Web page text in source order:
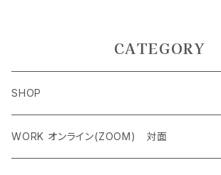
CATEGORY
SHOP
ペンダントトップ＜レアストーン＞
WORK オンライン(ZOOM) 対面